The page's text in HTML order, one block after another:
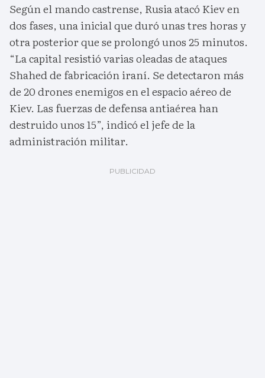
Según el mando castrense, Rusia atacó Kiev en
dos fases, una inicial que duró unas tres horas y
otra posterior que se prolongó unos 25 minutos.
“La capital resistió varias oleadas de ataques
Shahed de fabricación iraní. Se detectaron más
de 20 drones enemigos en el espacio aéreo de
Kiev. Las fuerzas de defensa antiaérea han
destruido unos 15”, indicó el jefe de la
administración militar.